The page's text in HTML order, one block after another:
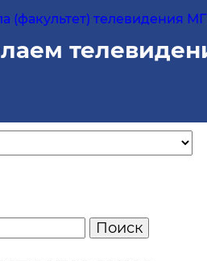
(факультет) телевидения